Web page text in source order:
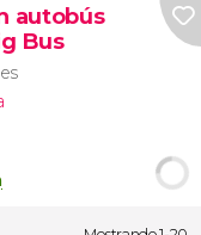
autobús
Bus